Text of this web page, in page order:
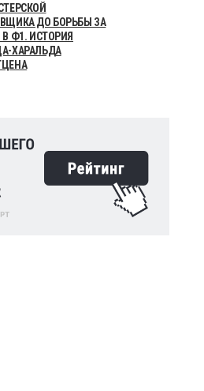
ДО БОРЬБЫ ЗА
В Ф1. ИСТОРИЯ
ХАРАЛЬДА